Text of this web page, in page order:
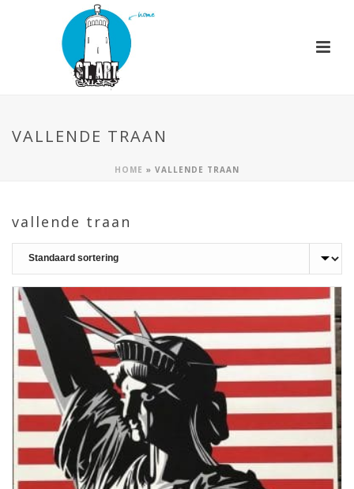
VALLENDE TRAAN
HOME » VALLENDE TRAAN
vallende traan